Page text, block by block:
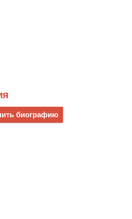
биографию